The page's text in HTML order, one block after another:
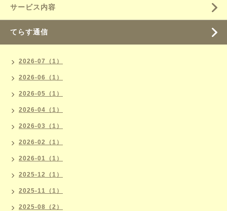
サービス内容
てらす通信
2026-07（1）
2026-06（1）
2026-05（1）
2026-04（1）
2026-03（1）
2026-02（1）
2026-01（1）
2025-12（1）
2025-11（1）
2025-08（2）